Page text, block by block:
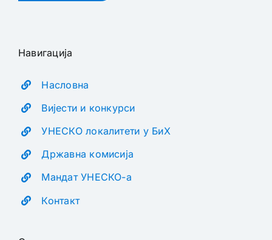
Навигација
Насловна
Вијести и конкурси
УНЕСКО локалитети у БиХ
Државна комисија
Мандат УНЕСКО-а
Контакт